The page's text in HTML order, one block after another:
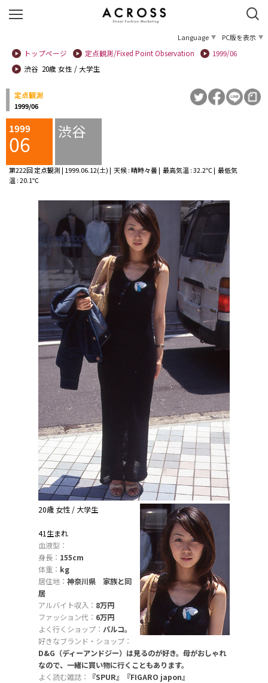
Language
PC版を表示
トップページ
定点観測/Fixed Point Observation
1999/06
渋谷 20歳 女性 / 大学生
定点観測
1999/06
1999
06 渋谷
第222回 定点観測 | 1999.06.12(土) | 天候 : 晴時々曇 | 最高気温 : 32.2℃ | 最低気
温 : 20.1℃
20歳 女性 / 大学生
41生まれ
血液型：
身長： 155cm
体重： kg
居住地： 神奈川県 家族と同
居
アルバイト収入： 8万円
ファッション代： 6万円
よく行くショップ： パルコ。
好きなブランド・ショップ：
D&G（ディーアンドジー）は見るのが好き。母がおしゃれ
なので、一緒に買い物に行くこともあります。
よく読む雑誌：
『SPUR』『FIGARO japon』